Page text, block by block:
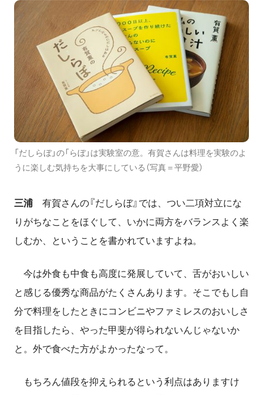
「だしらぼ」の「らぼ」は実験室の意。有賀さんは料理を実験のよ
うに楽しむ気持ちを大事にしている（写真＝平野愛）
三浦 有賀さんの『だしらぼ』では、つい二項対立にな
りがちなことをほぐして、いかに両方をバランスよく楽
しむか、ということを書かれていますよね。
今は外食も中食も高度に発展していて、舌がおいしい
と感じる優秀な商品がたくさんあります。そこでもし自
分で料理をしたときにコンビニやファミレスのおいしさ
を目指したら、やった甲斐が得られないんじゃないか
と。外で食べた方がよかったなって。
もちろん値段を抑えられるという利点はありますけ